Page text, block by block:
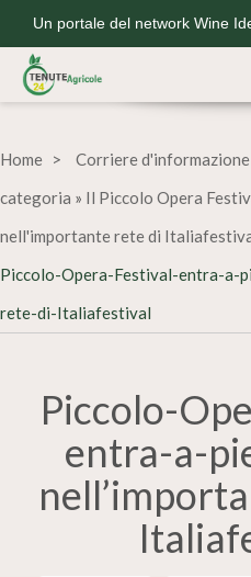
Un portale del network Wine
Home Corriere
categoria » Il Piccolo Opera
nell'importante rete di
Piccolo-Opera-Festival-entra-a-
rete-di-Italiafestival
Piccolo-
entra-a-